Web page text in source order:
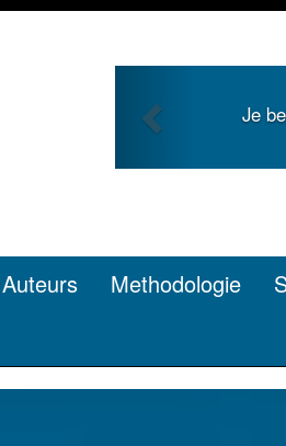
Je
Auteurs Methodologie